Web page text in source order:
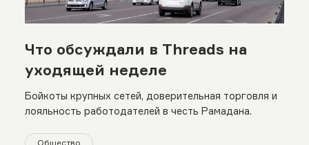
Что обсуждали в Threads на
уходящей неделе
Бойкоты крупных сетей, доверительная торговля и
лояльность работодателей в честь Рамадана.
Общество